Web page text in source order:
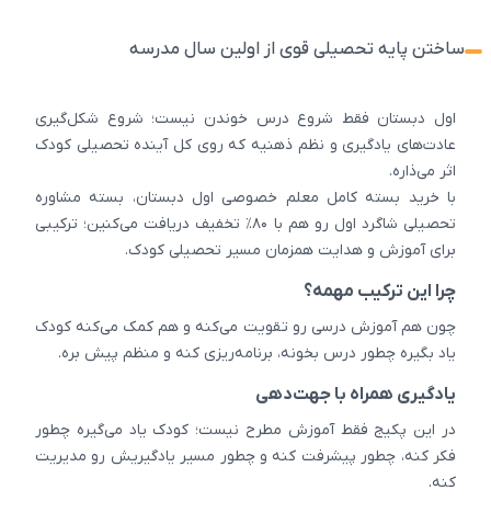
ساختن پایه تحصیلی قوی از اولین سال مدرسه
اول دبستان فقط شروع درس خوندن نیست؛ شروع شکل‌گیری
عادت‌های یادگیری و نظم ذهنیه که روی کل آینده تحصیلی کودک
اثر می‌ذاره.
با خرید بسته کامل معلم خصوصی اول دبستان، بسته مشاوره
تحصیلی شاگرد اول رو هم با ۸۰٪ تخفیف دریافت می‌کنین؛ ترکیبی
برای آموزش و هدایت همزمان مسیر تحصیلی کودک.
چرا این ترکیب مهمه؟
چون هم آموزش درسی رو تقویت می‌کنه و هم کمک می‌کنه کودک
یاد بگیره چطور درس بخونه، برنامه‌ریزی کنه و منظم پیش بره.
یادگیری همراه با جهت‌دهی
در این پکیج فقط آموزش مطرح نیست؛ کودک یاد می‌گیره چطور
فکر کنه، چطور پیشرفت کنه و چطور مسیر یادگیریش رو مدیریت
کنه.